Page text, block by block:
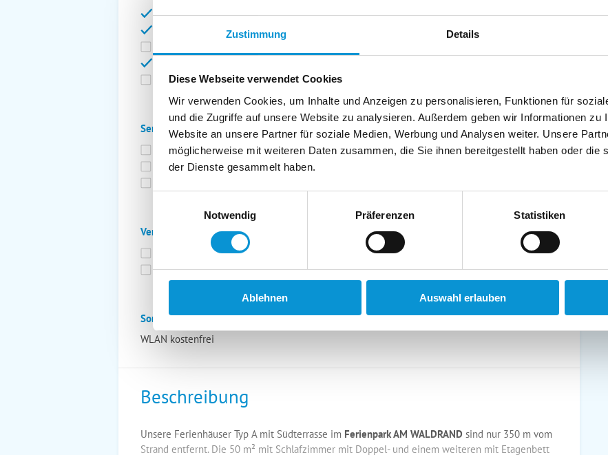
Zustimmung Details
Diese Webseite verwendet Cookies
Wir verwenden Cookies, um Inhalte und Anzeigen zu personalisieren, Funktionen für
und die Zugriffe auf unsere Website zu analysieren. Außerdem geben wir Informationen zu
Website an unsere Partner für soziale Medien, Werbung und Analysen weiter. Unsere
möglicherweise mit weiteren Daten zusammen, die Sie ihnen bereitgestellt haben oder die
der Dienste gesammelt haben.
Notwendig
Präferenzen Statistiken
Ablehnen Auswahl erlauben
Garten/Liegewiese
Carport
Grill
Grillplatz
Balkon
Abstellraum
Service:
Bettwäsche inkl.
Geschirrtücher inkl.
Handtücher inkl.
Fahrräder
Strandkorb am Strand
Verpflegung:
Brötchenservice
Frühstück möglich
Halbpension möglich
Vollpension möglich
Sonstiges:
WLAN kostenfrei
Beschreibung
Unsere Ferienhäuser Typ A mit Südterrasse im Ferienpark AM WALDRAND sind nur 350 m vom
Strand entfernt. Die 50 m² mit Schlafzimmer mit Doppel- und einem weiteren mit Etagenbett